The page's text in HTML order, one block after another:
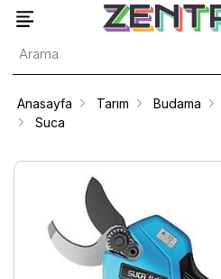
Anasayfa Tarım Budama
Suca